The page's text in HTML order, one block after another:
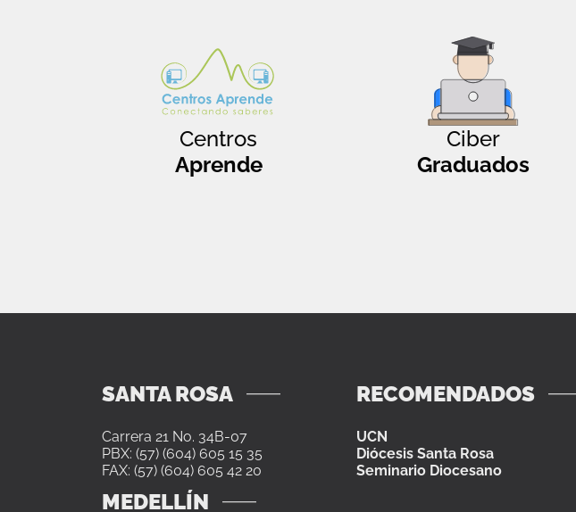
Centros
Aprende
Ciber
Graduados
SANTA ROSA
Carrera 21 No. 34B-07
PBX: (57) (604) 605 15 35
FAX: (57) (604) 605 42 20
MEDELLÍN
RECOMENDADOS
UCN
Diócesis Santa Rosa
Seminario Diocesano